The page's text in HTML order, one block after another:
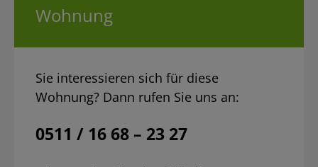
Wohnung
Sie interessieren sich für diese
Wohnung? Dann rufen Sie uns an:
0511 / 16 68 – 23 27